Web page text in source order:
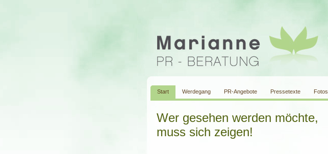
Start Werdegang PR-Angebote Pressetexte Fotos
Wer gesehen werden möchte,
muss sich zeigen!